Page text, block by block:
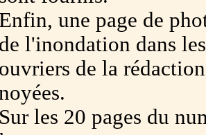
Enfin, une page de
de l'inondation dans
ouvriers de la
Sur les 20 pages du